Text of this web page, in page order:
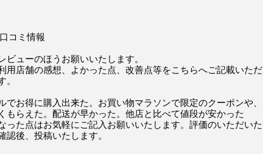
コミ情報
ビューのほうお願いいたします。
用店舗の感想、よかった点、改善点等をこちらへご記載いただ
。
でお得に購入出来た。お買い物マラソンで限定のクーポンや、
もらえた。配送が早かった。他店と比べて値段が安かった
った点はお気軽にご記入お願いいたします。評価のいただいた
認後、投稿いたします。